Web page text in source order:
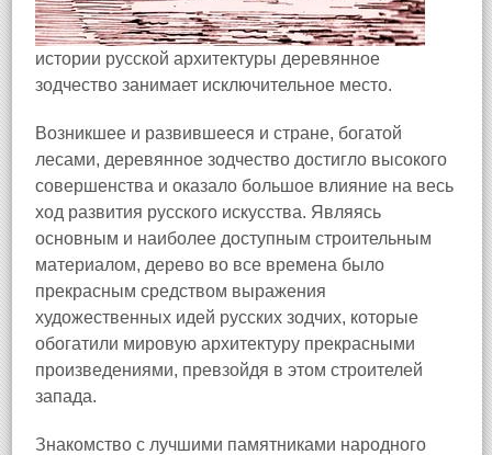
истории русской архитектуры деревянное
зодчество занимает исключительное место.
Возникшее и развившееся и стране, богатой
лесами, деревянное зодчество достигло высокого
совершенства и оказало большое влияние на весь
ход развития русского искусства. Являясь
основным и наиболее доступным строительным
материалом, дерево во все времена было
прекрасным средством выражения
художественных идей русских зодчих, которые
обогатили мировую архитектуру прекрасными
произведениями, превзойдя в этом строителей
запада.
Знакомство с лучшими памятниками народного